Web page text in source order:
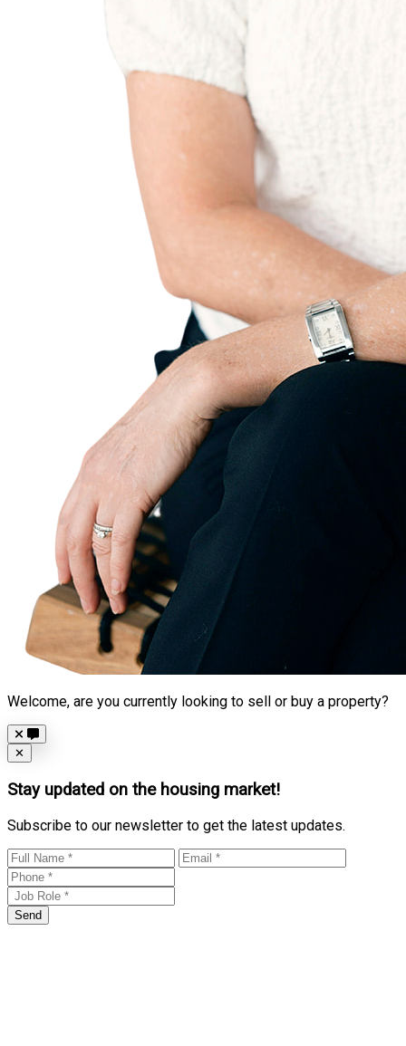
Welcome, are you currently looking to sell or buy a property?
Close
✕
Stay updated on the housing market!
Subscribe to our newsletter to get the latest updates.
Send